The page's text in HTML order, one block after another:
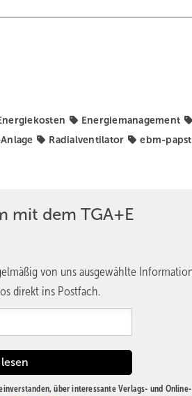
Energiemanagement
Anlage Radialventilator
ebm-papst
mit dem TGA+E
von uns ausgewählte
direkt ins Postfach.
über interessante Verlags- und Online-